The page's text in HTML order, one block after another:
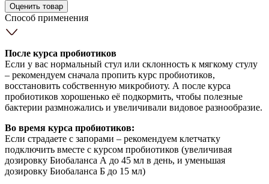
Оценить товар
Способ применения
После курса пробиотиков
Если у вас нормальный стул или склонность к мягкому стулу
– рекомендуем сначала пропить курс пробиотиков,
восстановить собственную микробиоту. А после курса
пробиотиков хорошенько её подкормить, чтобы полезные
бактерии размножались и увеличивали видовое разнообразие.
Во время курса пробиотиков:
Если страдаете с запорами – рекомендуем клетчатку
подключить вместе с курсом пробиотиков (увеличивая
дозировку Биобаланса А до 45 мл в день, и уменьшая
дозировку Биобаланса Б до 15 мл)